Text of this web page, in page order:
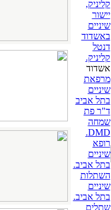
קליניק,
יישור
שיניים
באשדוד
דנטל
קליניק.
אשדוד
מרפאת
שיניים
בתל אביב
ד"ר פת
שמחה
DMD.
רופא
שיניים
בתל אביב.
השתלות
שיניים
בתל אביב.
שתלים